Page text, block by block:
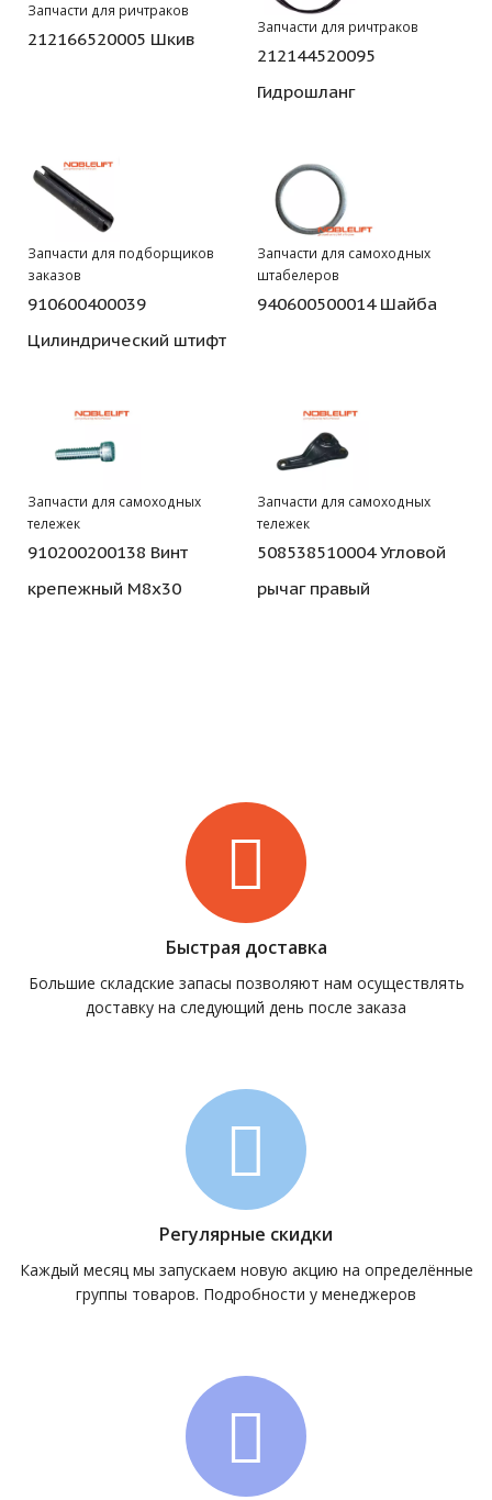
Запчасти для ричтраков
212166520005 Шкив
Запчасти для ричтраков
212144520095
Гидрошланг
Запчасти для подборщиков
заказов
910600400039
Цилиндрический штифт
Запчасти для самоходных
штабелеров
940600500014 Шайба
Запчасти для самоходных
тележек
910200200138 Винт
крепежный M8x30
Запчасти для самоходных
тележек
508538510004 Угловой
рычаг правый
Быстрая доставка
Большие складские запасы позволяют нам осуществлять
доставку на следующий день после заказа
Регулярные скидки
Каждый месяц мы запускаем новую акцию на определённые
группы товаров. Подробности у менеджеров